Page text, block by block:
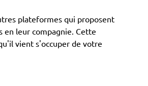
plateformes qui proposent
en leur compagnie. Cette
vient s'occuper de votre